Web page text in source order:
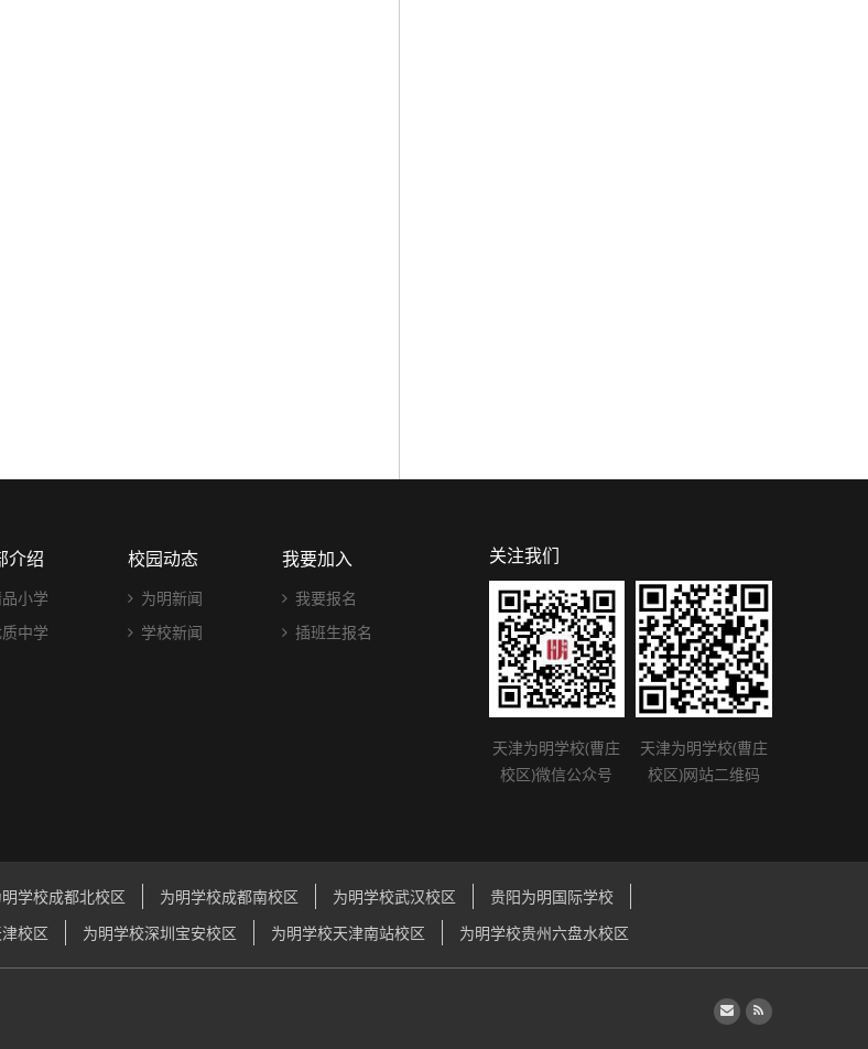
介绍
小学
中学
校园动态
为明新闻
学校新闻
我要加入
我要报名
插班生报名
关注我们
天津为明学校(曹庄
校区)微信公众号
天津为明学校(曹庄
校区)网站二维码
学校成都北校区 为明学校成都南校区 为明学校武汉校区
贵阳为明国际学校
校区 为明学校深圳宝安校区 为明学校天津南站校区 为明学校贵州六盘水校区